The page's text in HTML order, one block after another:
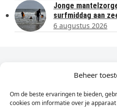
Beheer
Om de beste ervaringen te bieden,
cookies om informatie over je
Jonge
surfmiddag aan
6 augustus 2026
Dagelijks het laatste
Vul